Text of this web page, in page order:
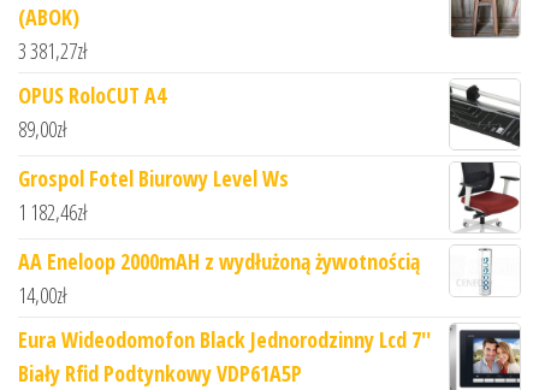
(ABOK)
3 381,27zł
OPUS RoloCUT A4
89,00zł
Grospol Fotel Biurowy Level Ws
1 182,46zł
AA Eneloop 2000mAH z wydłużoną żywotnością
14,00zł
Eura Wideodomofon Black Jednorodzinny Lcd 7''
Biały Rfid Podtynkowy VDP61A5P